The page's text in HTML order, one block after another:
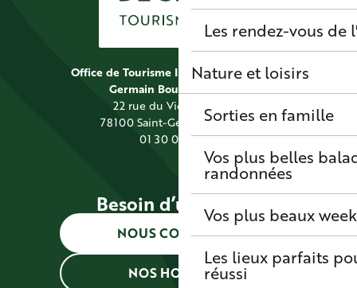
Les rendez-vous de
Nature et loisirs
Sorties en famille
Vos plus belles
randonnées
Vos plus beaux
Les lieux parfaits
réussi
Office de Tourisme Intercommunal Saint
Germain Boucles de Seine
22 rue du Vieil Abreuvoir
78100 Saint-Germain-en-Laye
01 30 09 39 89
Besoin d’une info ?
NOUS CONTACTER
NOS HORAIRES